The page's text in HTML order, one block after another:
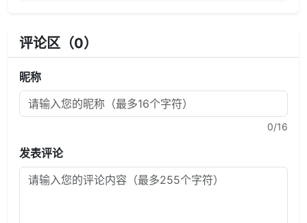
评论区（0）
昵称
0/16
发表评论